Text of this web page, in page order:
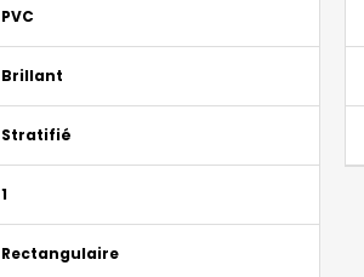
PVC
Brillant
Stratifié
1
Rectangulaire